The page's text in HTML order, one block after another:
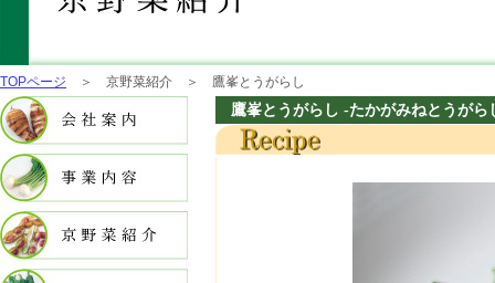
TOPページ ＞ 京野菜紹介 ＞ 鷹峯とうがらし
鷹峯とうがらし -たかがみねとうがら